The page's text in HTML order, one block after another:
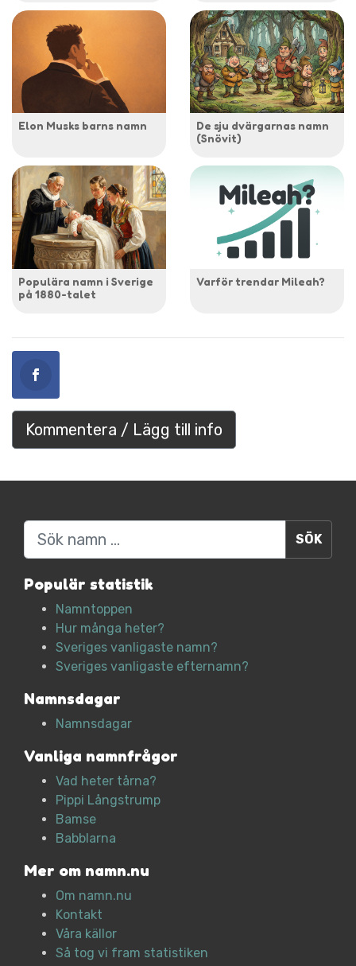
Elon Musks barns namn
De sju dvärgarnas namn
(Snövit)
Populära namn i Sverige
på 1880-talet
Varför trendar Mileah?
Kommentera / Lägg till info
Sök
Populär statistik
Namntoppen
Hur många heter?
Sveriges vanligaste namn?
Sveriges vanligaste efternamn?
Namnsdagar
Namnsdagar
Vanliga namnfrågor
Vad heter tårna?
Pippi Långstrump
Bamse
Babblarna
Mer om namn.nu
Om namn.nu
Kontakt
Våra källor
Så tog vi fram statistiken